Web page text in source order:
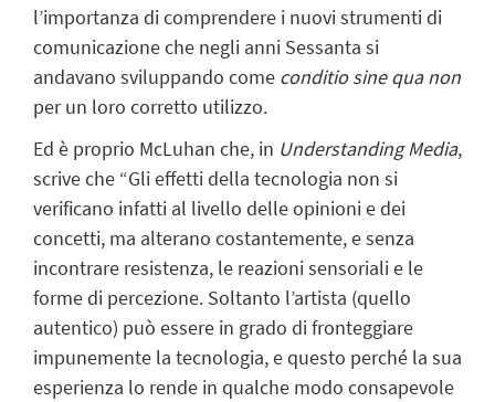
l’importanza di comprendere i nuovi strumenti di
comunicazione che negli anni Sessanta si
andavano sviluppando come conditio sine qua non
per un loro corretto utilizzo.
Ed è proprio McLuhan che, in Understanding Media,
scrive che “Gli effetti della tecnologia non si
verificano infatti al livello delle opinioni e dei
concetti, ma alterano costantemente, e senza
incontrare resistenza, le reazioni sensoriali e le
forme di percezione. Soltanto l’artista (quello
autentico) può essere in grado di fronteggiare
impunemente la tecnologia, e questo perché la sua
esperienza lo rende in qualche modo consapevole